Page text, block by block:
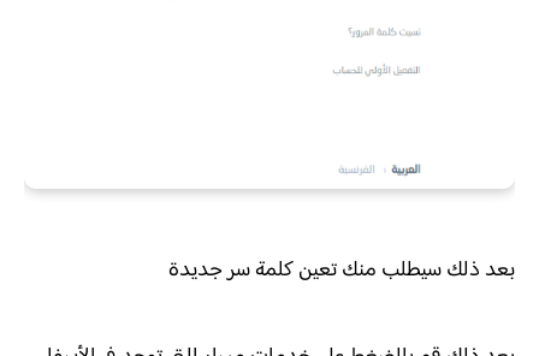
بعد ذلك سيطلب منك تعين كلمة سر جديدة